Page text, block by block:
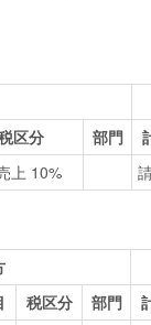
区分 部門
上 10%
税区分 部門